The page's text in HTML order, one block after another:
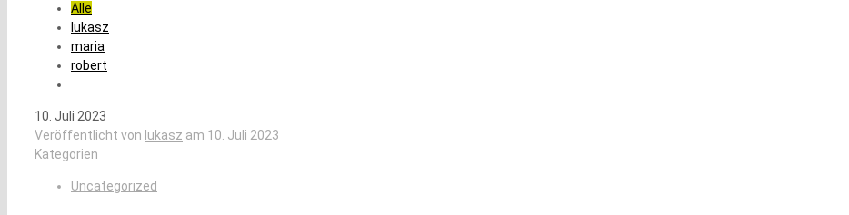
Alle
lukasz
maria
robert
10. Juli 2023
Veröffentlicht von lukasz am 10. Juli 2023
Kategorien
Uncategorized